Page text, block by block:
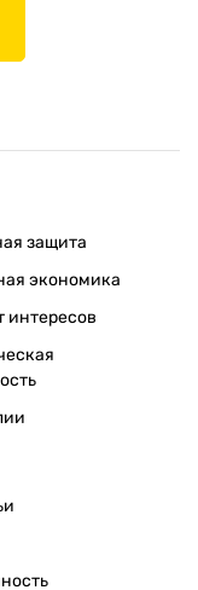
защита
экономика
интересов